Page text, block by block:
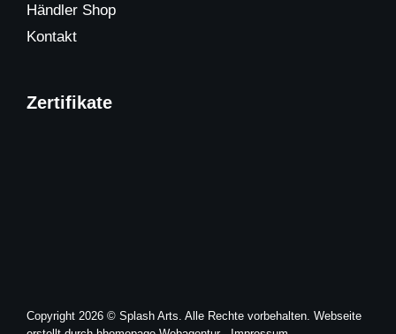
Händler Shop
Kontakt
Zertifikate
Copyright 2026 © Splash Arts. Alle Rechte vorbehalten. Webseite